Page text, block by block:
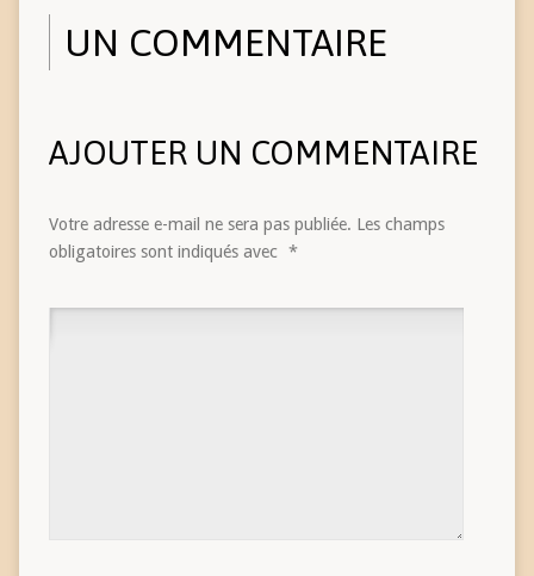
UN COMMENTAIRE
AJOUTER UN COMMENTAIRE
Votre adresse e-mail ne sera pas publiée. Les champs
obligatoires sont indiqués avec *